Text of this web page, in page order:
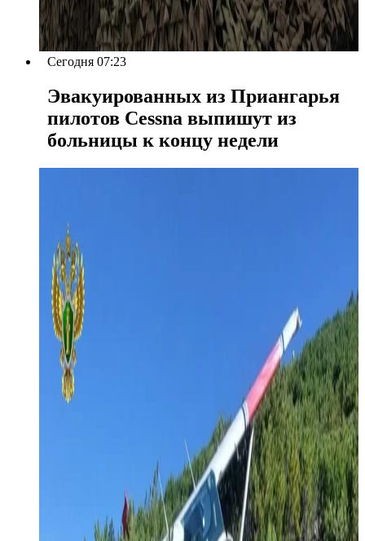
Сегодня 07:23
Эвакуированных из Приангарья
пилотов Cessna выпишут из
больницы к концу недели